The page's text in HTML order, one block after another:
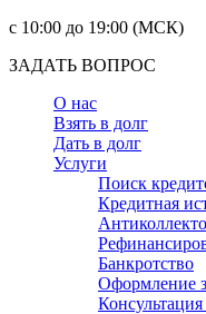
c 10:00 до 19:00 (МСК)
ЗАДАТЬ ВОПРОС
О нас
Взять в долг
Дать в долг
Услуги
Поиск
Кредитная
Банкротство
Оформление